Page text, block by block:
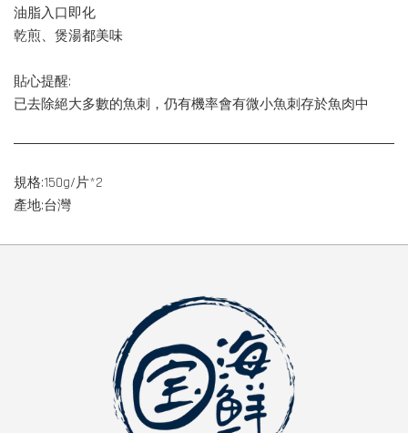
油脂入口即化
乾煎、煲湯都美味
貼心提醒:
已去除絕大多數的魚刺，仍有機率會有微小魚刺存於魚肉中
規格:150g/片*2
產地:台灣